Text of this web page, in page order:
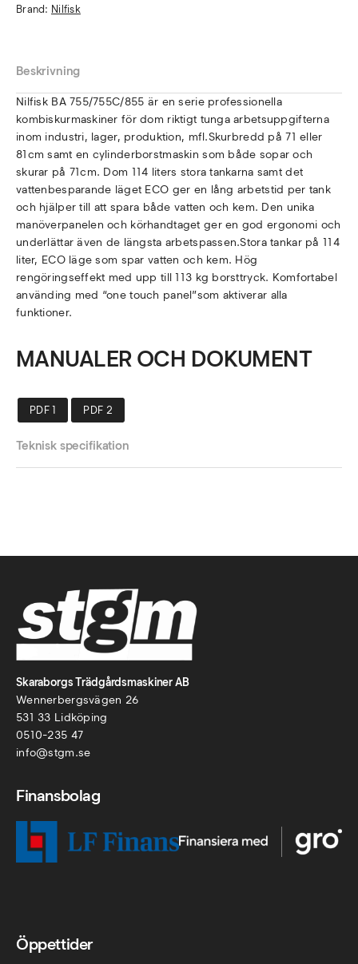
Brand: Nilfisk
Beskrivning
Nilfisk BA 755/755C/855 är en serie professionella
kombiskurmaskiner för dom riktigt tunga arbetsuppgifterna
inom industri, lager, produktion, mfl.Skurbredd på 71 eller
81cm samt en cylinderborstmaskin som både sopar och
skurar på 71cm. Dom 114 liters stora tankarna samt det
vattenbesparande läget ECO ger en lång arbetstid per tank
och hjälper till att spara både vatten och kem. Den unika
manöverpanelen och körhandtaget ger en god ergonomi och
underlättar även de längsta arbetspassen.Stora tankar på 114
liter, ECO läge som spar vatten och kem. Hög
rengöringseffekt med upp till 113 kg borsttryck. Komfortabel
använding med “one touch panel”som aktiverar alla
funktioner.
MANUALER OCH DOKUMENT
PDF 1 PDF 2
Teknisk specifikation
Skaraborgs Trädgårdsmaskiner AB
Wennerbergsvägen 26
531 33 Lidköping
0510-235 47
info@stgm.se
Finansbolag
Öppettider